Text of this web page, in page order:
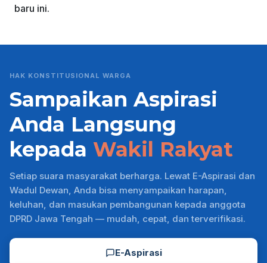
baru ini.
HAK KONSTITUSIONAL WARGA
Sampaikan Aspirasi
Anda Langsung
kepada Wakil Rakyat
Setiap suara masyarakat berharga. Lewat E-Aspirasi dan
Wadul Dewan, Anda bisa menyampaikan harapan,
keluhan, dan masukan pembangunan kepada anggota
DPRD Jawa Tengah — mudah, cepat, dan terverifikasi.
E-Aspirasi